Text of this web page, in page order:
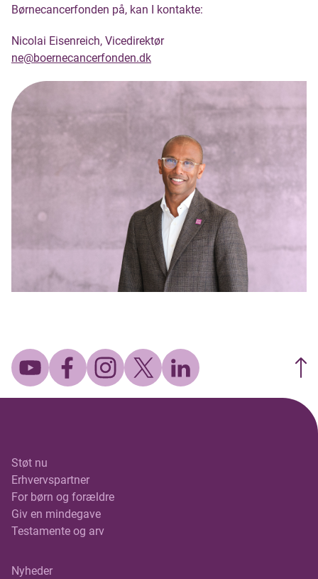
Børnecancerfonden på, kan I kontakte:
Nicolai Eisenreich, Vicedirektør
ne@boernecancerfonden.dk
Støt nu
Erhvervspartner
For børn og forældre
Giv en mindegave
Testamente og arv
Nyheder